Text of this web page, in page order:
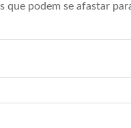
podem se afastar